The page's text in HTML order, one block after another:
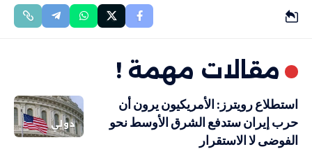
مقالات مهمة !
دولي
استطلاع رويترز: الأمريكيون يرون أن
حرب إيران ستدفع الشرق الأوسط نحو
الفوضى لا الاستقرار